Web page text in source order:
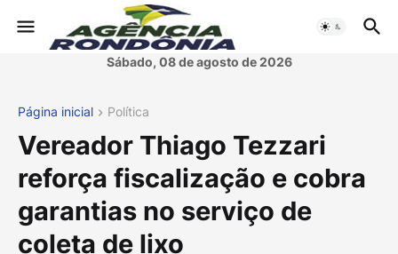
Sábado, 08 de agosto de 2026
Página inicial Política
Vereador Thiago Tezzari
reforça fiscalização e cobra
garantias no serviço de
coleta de lixo